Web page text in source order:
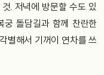
. 저녁에 방문할 수도 있
궁 돌담길과 함께 찬란한
별해서 기꺼이 연차를 쓰